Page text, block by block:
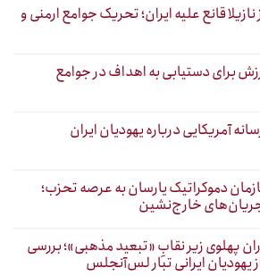
نازیلا قانع علیه ایران؛ تحریک جوامع ارمنی و
برای دستیابی به اهداف در جوامع
آمریکایی درباره یهودیان ایران
دموکراتیک یارسان به عرصه تحزب؛
جریان‌های خارج‌نشین
پهلوی زیر نقابِ «تبعید مذهبی»؛ بررسی
یهودیان ایرانی تبار لس‌آنجلس